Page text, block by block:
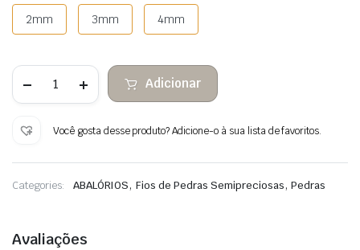
2mm 3mm 4mm
Quantidade
pedra
facetada
Adicionar
Você gosta desse produto? Adicione-o à sua lista de favoritos.
Categories: ABALÓRIOS,Fios de Pedras Semipreciosas,Pedras
Avaliações